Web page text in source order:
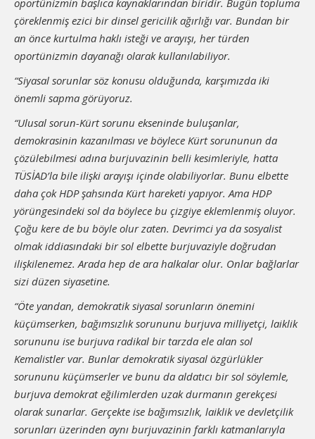
oportünizmin başlıca kaynaklarından biridir. Bugün topluma
çöreklenmiş ezici bir dinsel gericilik ağırlığı var. Bundan bir
an önce kurtulma haklı isteği ve arayışı, her türden
oportünizmin dayanağı olarak kullanılabiliyor.
“Siyasal sorunlar söz konusu olduğunda, karşımızda iki
önemli sapma görüyoruz.
“Ulusal sorun-Kürt sorunu ekseninde buluşanlar,
demokrasinin kazanılması ve böylece Kürt sorununun da
çözülebilmesi adına burjuvazinin belli kesimleriyle, hatta
TÜSİAD’la bile ilişki arayışı içinde olabiliyorlar. Bunu elbette
daha çok HDP şahsında Kürt hareketi yapıyor. Ama HDP
yörüngesindeki sol da böylece bu çizgiye eklemlenmiş oluyor.
Çoğu kere de bu böyle olur zaten. Devrimci ya da sosyalist
olmak iddiasındaki bir sol elbette burjuvaziyle doğrudan
ilişkilenemez. Arada hep de ara halkalar olur. Onlar bağlarlar
sizi düzen siyasetine.
“Öte yandan, demokratik siyasal sorunların önemini
küçümserken, bağımsızlık sorununu burjuva milliyetçi, laiklik
sorununu ise burjuva radikal bir tarzda ele alan sol
Kemalistler var. Bunlar demokratik siyasal özgürlükler
sorununu küçümserler ve bunu da aldatıcı bir sol söylemle,
burjuva demokrat eğilimlerden uzak durmanın gerekçesi
olarak sunarlar. Gerçekte ise bağımsızlık, laiklik ve devletçilik
sorunları üzerinden aynı burjuvazinin farklı katmanlarıyla